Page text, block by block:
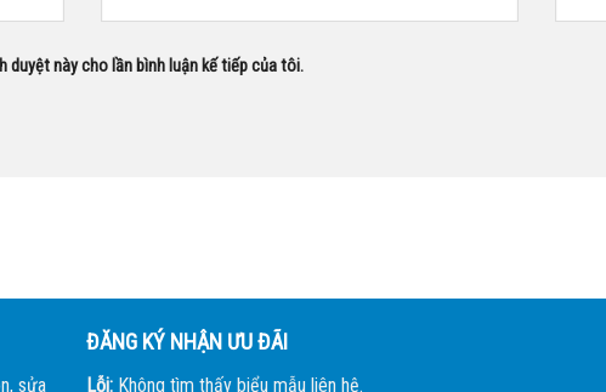
duyệt này cho lần bình luận kế tiếp của tôi.
sửa
ĐĂNG KÝ NHẬN ƯU ĐÃI
Lỗi: Không tìm thấy biểu mẫu liên hệ.